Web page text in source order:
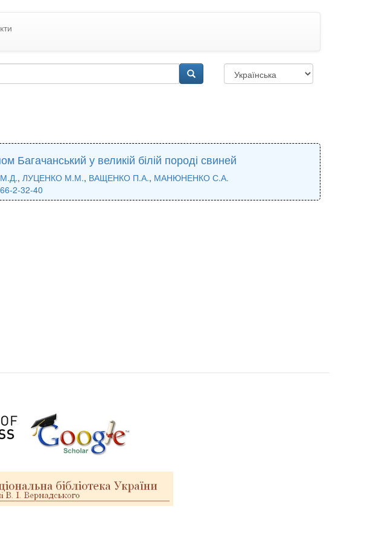
Багачанський у великій білій породі свиней
, ЛУЦЕНКО М.М., ВАЩЕНКО П.А., МАНЮНЕНКО С.А.
2-32-40